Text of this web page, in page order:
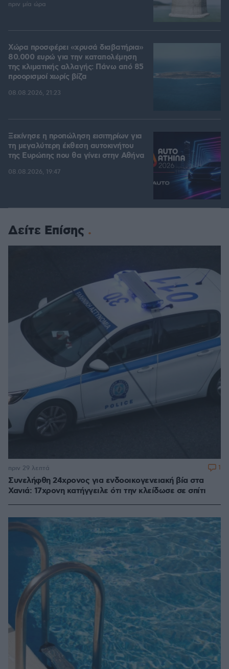
πριν μία ώρα
Χώρα προσφέρει «χρυσά διαβατήρια»
80.000 ευρώ για την καταπολέμηση
της κλιματικής αλλαγής: Πάνω από 85
προορισμοί χωρίς βίζα
08.08.2026, 21:23
Ξεκίνησε η προπώληση εισιτηρίων για
τη μεγαλύτερη έκθεση αυτοκινήτου
της Ευρώπης που θα γίνει στην Αθήνα
08.08.2026, 19:47
Δείτε Επίσης
Συνελήφθη 24χρονος για ενδοοικογενειακή βία στα
Χανιά: 17χρονη κατήγγειλε ότι την κλείδωσε σε σπίτι
πριν 29 λεπτά 1